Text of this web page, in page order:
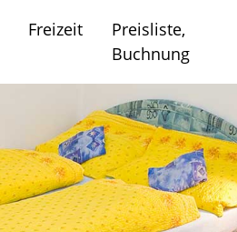
Freizeit
Preisliste,
Buchnung